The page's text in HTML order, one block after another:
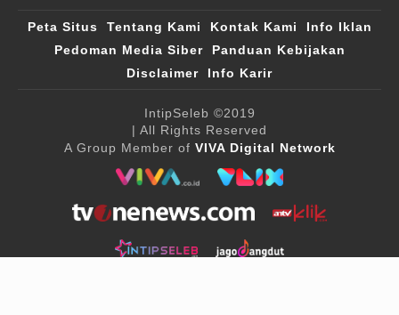
Peta Situs Tentang Kami Kontak Kami
Info Iklan
Pedoman Media Siber
Panduan Kebijakan
Disclaimer
Info Karir
IntipSeleb ©2019
| All Rights Reserved
A Group Member of VIVA Digital Network